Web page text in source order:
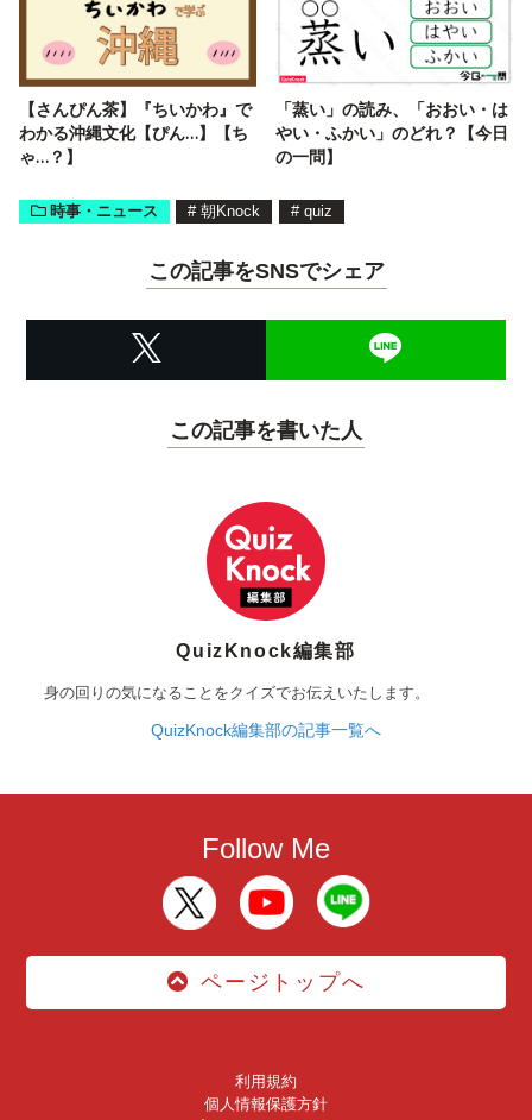
【さんぴん茶】『ちいかわ』で
わかる沖縄文化【ぴん…】【ち
ゃ…？】
「蒸い」の読み、「おおい・は
やい・ふかい」のどれ？【今日
の一問】
時事・ニュース # 朝Knock # quiz
この記事をSNSでシェア
この記事を書いた人
QuizKnock編集部
身の回りの気になることをクイズでお伝えいたします。
QuizKnock編集部の記事一覧へ
Follow Me
ページトップへ
利用規約
個人情報保護方針